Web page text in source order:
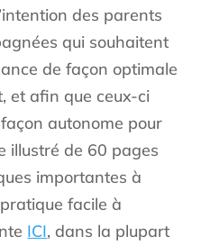
des parents
qui souhaitent
de façon optimale
et afin que ceux-ci
autonome pour
illustré de 60 pages
importantes à
facile à
ICI, dans la plupart